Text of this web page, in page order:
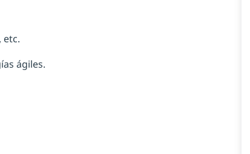
etc.
ágiles.